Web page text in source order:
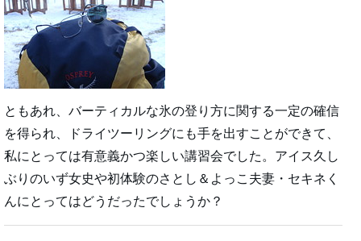
ともあれ、バーティカルな氷の登り方に関する一定の確信
を得られ、ドライツーリングにも手を出すことができて、
私にとっては有意義かつ楽しい講習会でした。アイス久し
ぶりのいず女史や初体験のさとし＆よっこ夫妻・セキネく
んにとってはどうだったでしょうか？